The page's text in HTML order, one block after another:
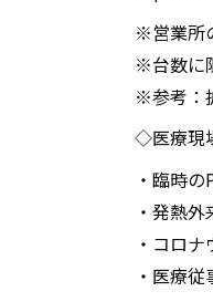
※営業所
※台数に
※参考：
◇医療現
・臨時
・発熱
・コロ
・医療